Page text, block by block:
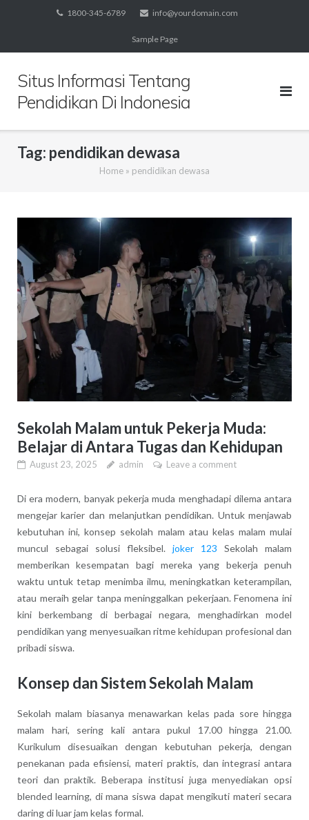
1800-345-6789 info@yourdomain.com
Sample Page
Situs Informasi Tentang
Pendidikan Di Indonesia
Tag: pendidikan dewasa
Home » pendidikan dewasa
Sekolah Malam untuk Pekerja Muda:
Belajar di Antara Tugas dan Kehidupan
August 23, 2025 admin Leave a comment
Di era modern, banyak pekerja muda menghadapi dilema antara
mengejar karier dan melanjutkan pendidikan. Untuk menjawab
kebutuhan ini, konsep sekolah malam atau kelas malam mulai
muncul sebagai solusi fleksibel.joker 123 Sekolah malam
memberikan kesempatan bagi mereka yang bekerja penuh
waktu untuk tetap menimba ilmu, meningkatkan keterampilan,
atau meraih gelar tanpa meninggalkan pekerjaan. Fenomena ini
kini berkembang di berbagai negara, menghadirkan model
pendidikan yang menyesuaikan ritme kehidupan profesional dan
pribadi siswa.
Konsep dan Sistem Sekolah Malam
Sekolah malam biasanya menawarkan kelas pada sore hingga
malam hari, sering kali antara pukul 17.00 hingga 21.00.
Kurikulum disesuaikan dengan kebutuhan pekerja, dengan
penekanan pada efisiensi, materi praktis, dan integrasi antara
teori dan praktik. Beberapa institusi juga menyediakan opsi
blended learning, di mana siswa dapat mengikuti materi secara
daring di luar jam kelas formal.